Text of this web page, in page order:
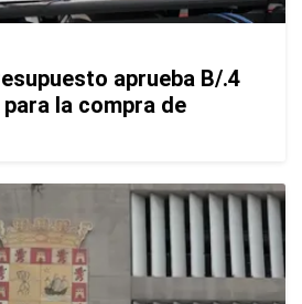
aprueba B/.4
la compra de